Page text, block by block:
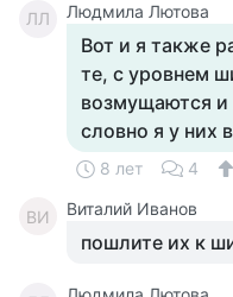
ЛЛ Людмила Лютова
Вот и я также
те, с уровнем
возмущаются и
словно я у них
8 лет 4
ВИ Виталий Иванов
пошлите их к